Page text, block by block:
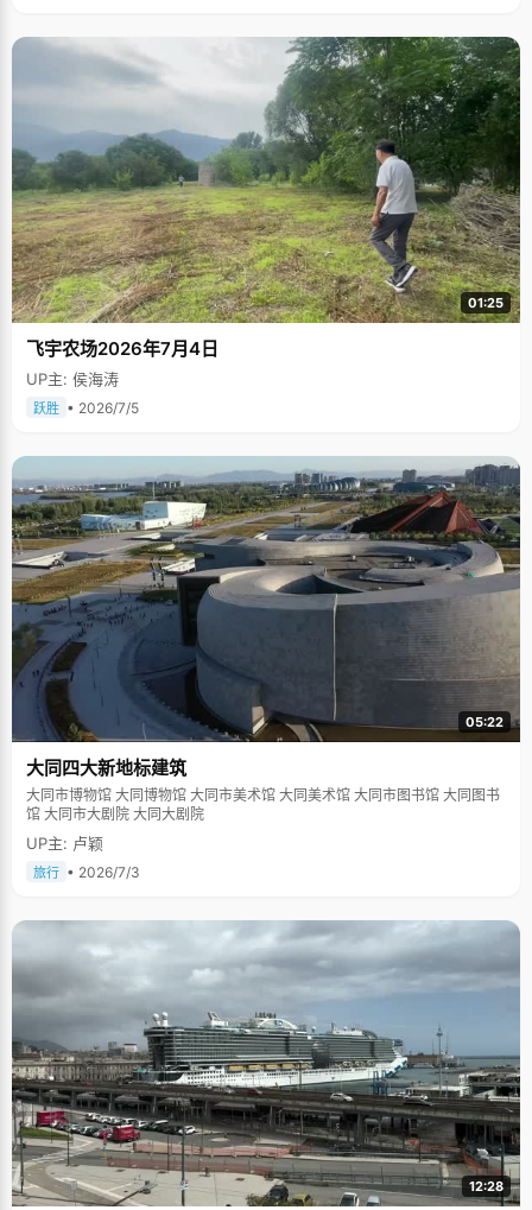
01:25
飞宇农场2026年7月4日
UP主: 侯海涛
跃胜 • 2026/7/5
05:22
大同四大新地标建筑
大同市博物馆 大同博物馆 大同市美术馆 大同美术馆 大同市图书馆 大同图书
馆 大同市大剧院 大同大剧院
UP主: 卢颖
旅行 • 2026/7/3
12:28